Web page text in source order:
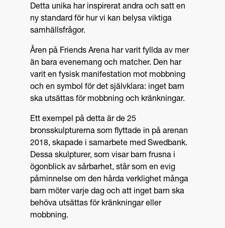
Detta unika har inspirerat andra och satt en
ny standard för hur vi kan belysa viktiga
samhällsfrågor.
Åren på Friends Arena har varit fyllda av mer
än bara evenemang och matcher. Den har
varit en fysisk manifestation mot mobbning
och en symbol för det självklara: inget barn
ska utsättas för mobbning och kränkningar.
Ett exempel på detta är de 25
bronsskulpturerna som flyttade in på arenan
2018, skapade i samarbete med Swedbank.
Dessa skulpturer, som visar barn frusna i
ögonblick av sårbarhet, står som en evig
påminnelse om den hårda verklighet många
barn möter varje dag och att inget barn ska
behöva utsättas för kränkningar eller
mobbning.